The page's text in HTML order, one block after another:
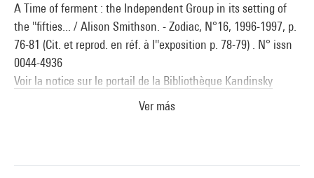
A Time of ferment : the Independent Group in its setting of
the ''fifties... / Alison Smithson. - Zodiac, N°16, 1996-1997, p.
76-81 (Cit. et reprod. en réf. à l''exposition p. 78-79) . N° issn
0044-4936
Voir la notice sur le portail de la Bibliothèque Kandinsky
Ver más